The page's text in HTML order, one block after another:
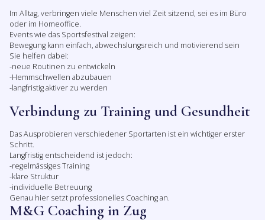
Im Alltag, verbringen viele Menschen viel Zeit sitzend, sei es im Büro
oder im Homeoffice.
Events wie das Sportsfestival zeigen:
Bewegung kann einfach, abwechslungsreich und motivierend sein
Sie helfen dabei:
-neue Routinen zu entwickeln
-Hemmschwellen abzubauen
-langfristig aktiver zu werden
Verbindung zu Training und Gesundheit
Das Ausprobieren verschiedener Sportarten ist ein wichtiger erster
Schritt.
Langfristig entscheidend ist jedoch:
-regelmässiges Training
-klare Struktur
-individuelle Betreuung
Genau hier setzt professionelles Coaching an.
M&G Coaching in Zug